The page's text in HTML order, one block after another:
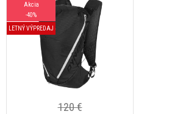
Akcia
-40%
LETNÝ VÝPREDAJ
120 €